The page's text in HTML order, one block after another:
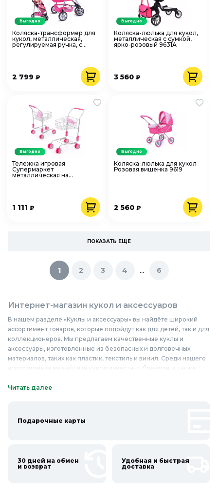
Коляска-трансформер для
кукол, металлическая,
регулируемая ручка, с
2 799 ₽
Выгодно
Коляска-люлька для кукол,
металлическая с сумкой,
ярко-розовый 9631A
3 560₽
Выгодно
Тележка игровая
Супермаркет
металлическая на
1 111 ₽
Выгодно
Коляска-люлька для кукол
Розовая вишенка 9619
2 560₽
Выгодно
ПОКАЗАТЬ ЕЩЕ
1 2 3 4 ... 6
Интернет-магазин кукол и аксессуаров
В нашем разделе «Куклы и аксессуары» вы найдёте широкий
ассортимент товаров, которые подойдут как для детей, так и для
коллекционеров. Мы предлагаем качественные куклы и
аксессуары, изготовленные из безопасных и долговечных
материалов, таких как пластик, текстиль и винил. Среди нашего
ассортимента вы найдёте кукол известных брендов, а также
предметы интерьера. Наши куклы и аксессуары отличаются
широкому ассортименту, вы сможете подобрать идеальный
Читать далее
Подарочные карты
30 дней на обмен
и возврат
Удобная и быстрая
доставка